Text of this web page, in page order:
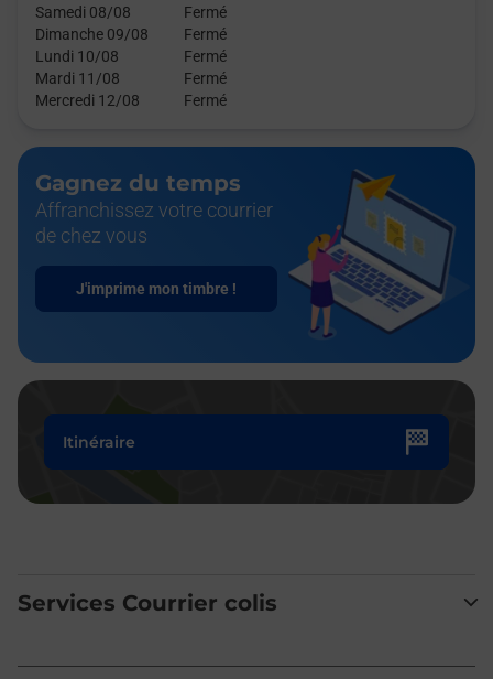
Samedi 08/08
Fermé
Dimanche 09/08
Fermé
Lundi 10/08
Fermé
Mardi 11/08
Fermé
Mercredi 12/08
Fermé
Gagnez du temps
Affranchissez votre courrier
de chez vous
J'imprime mon timbre !
Itinéraire
Services Courrier colis